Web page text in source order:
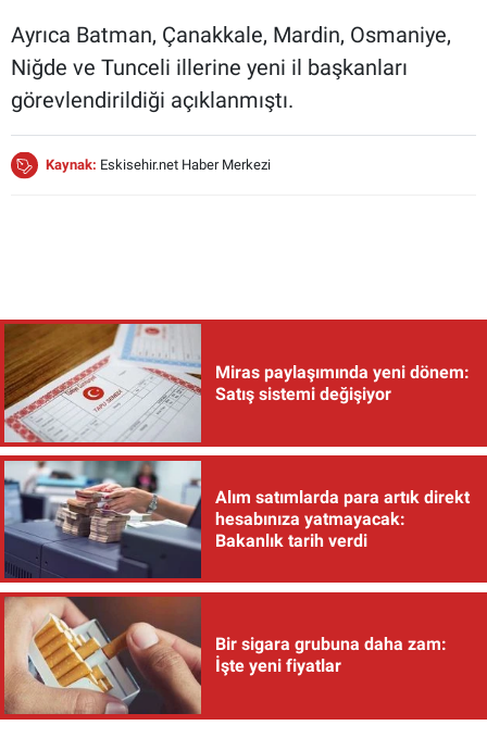
Ayrıca Batman, Çanakkale, Mardin, Osmaniye,
Niğde ve Tunceli illerine yeni il başkanları
görevlendirildiği açıklanmıştı.
Kaynak: Eskisehir.net Haber Merkezi
Miras paylaşımında yeni dönem:
Satış sistemi değişiyor
Alım satımlarda para artık direkt
hesabınıza yatmayacak:
Bakanlık tarih verdi
Bir sigara grubuna daha zam:
İşte yeni fiyatlar